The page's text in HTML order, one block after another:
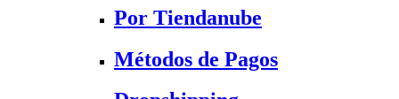
Por Tiendanube
Métodos de Pagos